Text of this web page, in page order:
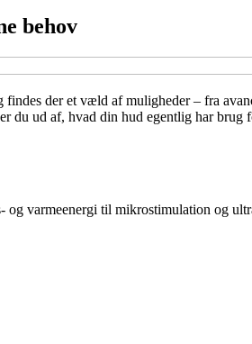
behov
der et væld af muligheder – fra
du ud af, hvad din hud egentlig har brug
varmeenergi til mikrostimulation og